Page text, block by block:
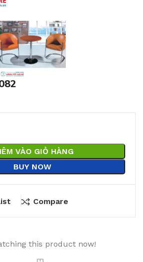
VÀO GIỎ HÀNG
BUY NOW
Compare
this product now!